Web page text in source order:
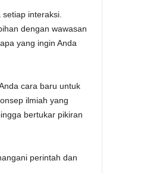
interaksi.
dengan wawasan
yang ingin Anda
cara baru untuk
ilmiah yang
bertukar pikiran
perintah dan